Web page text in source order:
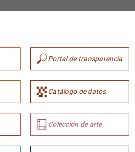
Portal de transparencia
Catálogo de datos
Colección de arte